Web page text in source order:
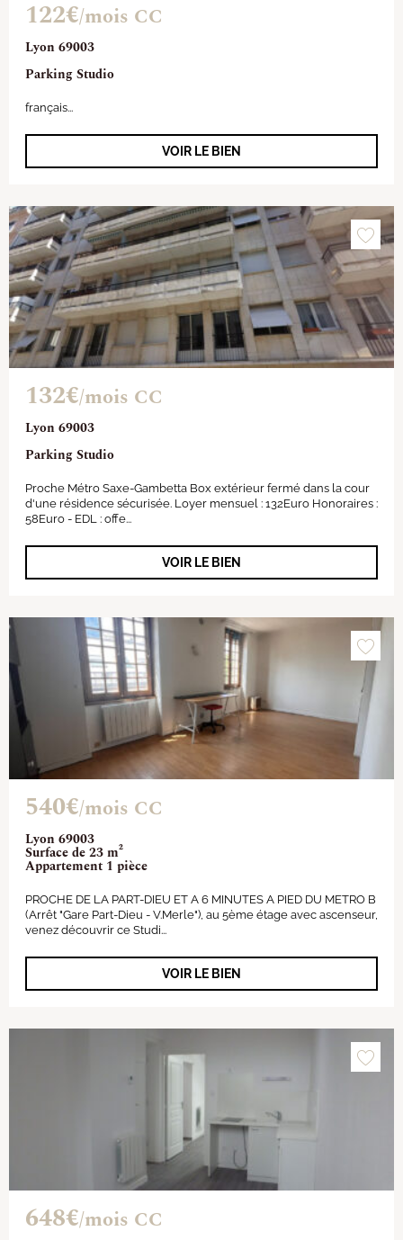
Lyon 69003
Parking Studio
122€/mois CC
français...
VOIR LE BIEN
Lyon 69003
Parking Studio
132€/mois CC
Proche Métro Saxe-Gambetta Box extérieur fermé dans la cour
d'une résidence sécurisée. Loyer mensuel : 132Euro Honoraires :
58Euro - EDL : offe...
VOIR LE BIEN
Lyon 69003
Surface de 23 m²
Appartement 1 pièce
540€/mois CC
PROCHE DE LA PART-DIEU ET A 6 MINUTES A PIED DU METRO B
(Arrêt "Gare Part-Dieu - V.Merle"), au 5ème étage avec ascenseur,
venez découvrir ce Studi...
VOIR LE BIEN
648€/mois CC